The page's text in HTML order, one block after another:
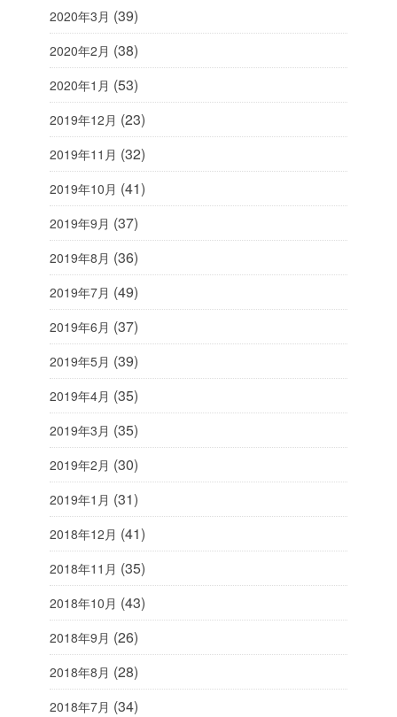
2020年3月 (39)
2020年2月 (38)
2020年1月 (53)
2019年12月 (23)
2019年11月 (32)
2019年10月 (41)
2019年9月 (37)
2019年8月 (36)
2019年7月 (49)
2019年6月 (37)
2019年5月 (39)
2019年4月 (35)
2019年3月 (35)
2019年2月 (30)
2019年1月 (31)
2018年12月 (41)
2018年11月 (35)
2018年10月 (43)
2018年9月 (26)
2018年8月 (28)
2018年7月 (34)